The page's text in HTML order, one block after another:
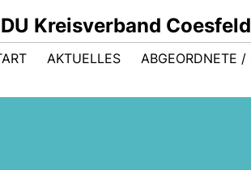
Kreisverband Coesfeld
AKTUELLES ABGEORDNETE